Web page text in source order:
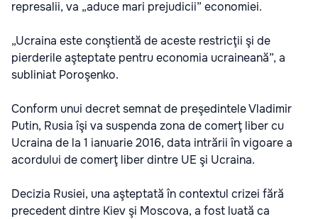
represalii, va „aduce mari prejudicii” economiei.
„Ucraina este conştientă de aceste restricţii şi de
pierderile aşteptate pentru economia ucraineană”, a
subliniat Poroşenko.
Conform unui decret semnat de preşedintele Vladimir
Putin, Rusia îşi va suspenda zona de comerţ liber cu
Ucraina de la 1 ianuarie 2016, data intrării în vigoare a
acordului de comerţ liber dintre UE şi Ucraina.
Decizia Rusiei, una aşteptată în contextul crizei fără
precedent dintre Kiev şi Moscova, a fost luată ca